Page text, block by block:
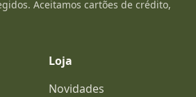
Aceitamos cartões de crédito,
Loja
Novidades